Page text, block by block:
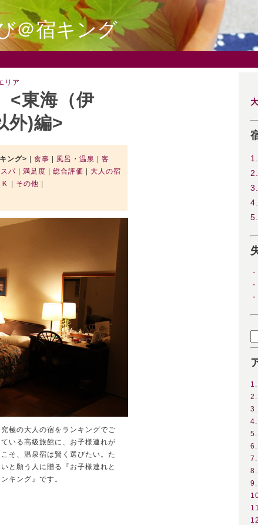
＠宿キング
リア
<東海（伊
外)編>
ング> 食事 風呂・温泉
客
パ 満足度 総合評価
大人の宿
その他
極の大人の宿をランキングでご
いる高級旅館に、お子様連れが
そ、温泉宿は賢く選びたい。た
と願う人に贈る『お子様連れと
キング』です。
2.
4.
5.
6.
9.